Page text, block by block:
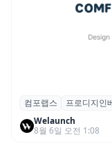
컴포랩스, 프
드 투자 유치
컴포랩스 프로디지인
Welaunch
8월 6일 오전 1:08